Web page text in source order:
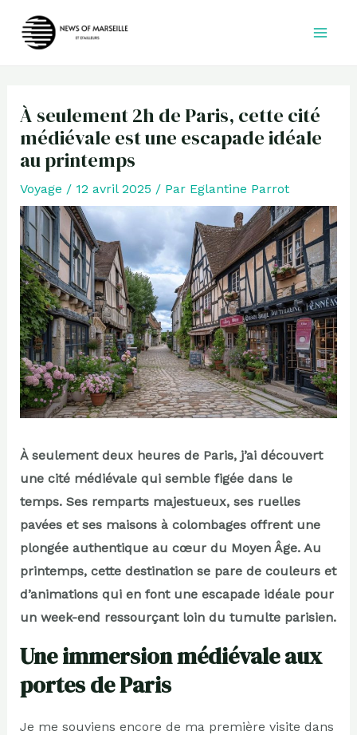
À seulement 2h de Paris, cette cité
médiévale est une escapade idéale
au printemps
Voyage / 12 avril 2025 / Par Eglantine Parrot
À seulement deux heures de Paris, j’ai découvert
une cité médiévale qui semble figée dans le
temps. Ses remparts majestueux, ses ruelles
pavées et ses maisons à colombages offrent une
plongée authentique au cœur du Moyen Âge. Au
printemps, cette destination se pare de couleurs et
d’animations qui en font une escapade idéale pour
un week-end ressourçant loin du tumulte parisien.
Une immersion médiévale aux
portes de Paris
Je me souviens encore de ma première visite dans